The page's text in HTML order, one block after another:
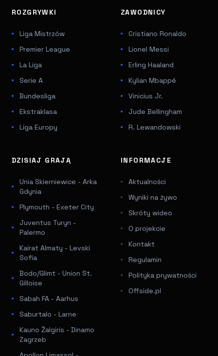
ROZGRYWKI
Liga Mistrzów
Premier League
La Liga
Serie A
Bundesliga
Ekstraklasa
Liga Europy
ZAWODNICY
Cristiano Ronaldo
Lionel Messi
Erling Haaland
Kylian Mbappé
Vinicius Jr.
Jude Bellingham
R. Lewandowski
DZISIAJ GRAJĄ
Unia Skierniewice - Arka
Gdynia
Plymouth - Exeter City
Juventus Turyn -
Palermo
Kairat Almaty - Levski
Sofia
Bodo/Glimt - Union St.
Gilloise
Sabah FA - Aarhus
Saburtalo - Larne
Kauno Žalgiris - Dinamo
Zagrzeb
INFORMACJE
Aktualności
Wyniki na żywo
Skróty wideo
O projekcie
Kontakt
Regulamin
Polityka prywatności
Offside.pl